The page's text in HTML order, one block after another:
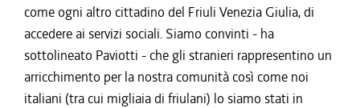
come ogni altro cittadino del Friuli Venezia Giulia, di
accedere ai servizi sociali. Siamo convinti - ha
sottolineato Paviotti - che gli stranieri rappresentino un
arricchimento per la nostra comunità così come noi
italiani (tra cui migliaia di friulani) lo siamo stati in